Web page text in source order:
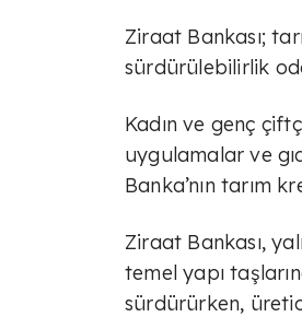
Ziraat Bankası;
sürdürülebilirlik
Kadın ve genç
uygulamalar ve
Banka’nın tarım
Ziraat Bankası,
temel yapı
sürdürürken,